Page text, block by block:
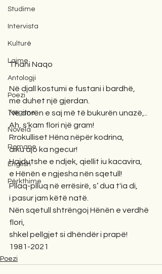
Studime
Intervista
Kulturë
Lajme
Antologji
Poezi
Tregime
Novela
Romane
English
Përkthime
Thani Naqo
Në djall kostumi e fustani i bardhë,
me duhet një gjerdan.
Në dorën e saj më të bukurën unazë,..
Ah, s'kam flori një gram!
Rrokulliset Hëna nëpër kodrina,
diku ajo ka ngecur!
Hajdutshe e ndjek, qiellit iu kacavira,
e Hënën e ngjesha nën sqetull!
Pllaq-plluq në errësirë, s’ dua t'ia di,
i pasur jam këtë natë.
Nën sqetull shtrëngoj Hënën e verdhë
flori,
shkel pellgjet si dhëndër i prapë!
1981-2021
Poezi